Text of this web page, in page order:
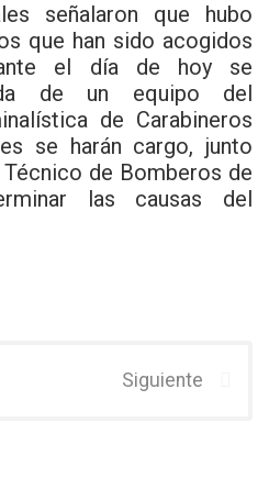
señalaron que hubo
que han sido acogidos
el día de hoy se
de un equipo del
de Carabineros
se harán cargo, junto
de Bomberos de
las causas del
Siguiente